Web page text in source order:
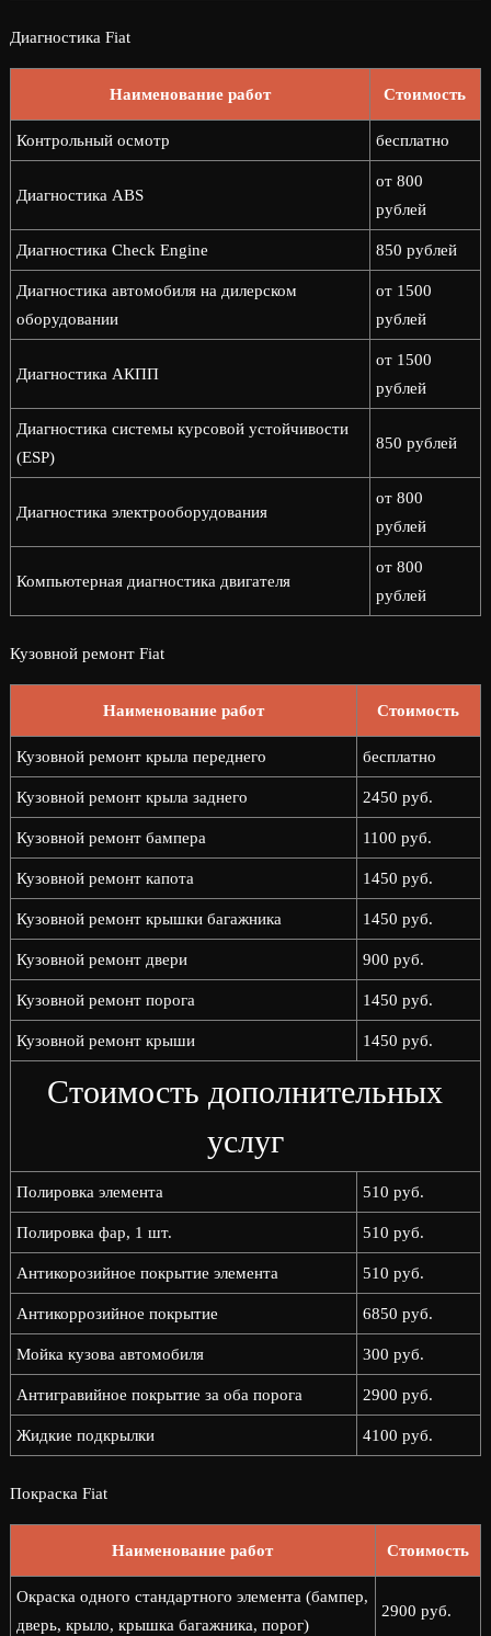
Диагностика Fiat
Наименование работ Стоимость
Контрольный осмотр бесплатно
Диагностика ABS
от 800
рублей
Диагностика Check Engine 850 рублей
Диагностика автомобиля на дилерском
оборудовании
от 1500
рублей
Диагностика АКПП
от 1500
рублей
Диагностика системы курсовой устойчивости
(ESP)
850 рублей
Диагностика электрооборудования
от 800
рублей
Компьютерная диагностика двигателя
от 800
рублей
Кузовной ремонт Fiat
Наименование работ Стоимость
Кузовной ремонт крыла переднего бесплатно
Кузовной ремонт крыла заднего 2450 руб.
Кузовной ремонт бампера 1100 руб.
Кузовной ремонт капота 1450 руб.
Кузовной ремонт крышки багажника 1450 руб.
Кузовной ремонт двери 900 руб.
Кузовной ремонт порога 1450 руб.
Кузовной ремонт крыши 1450 руб.
Стоимость дополнительных
услуг
Полировка элемента 510 руб.
Полировка фар, 1 шт. 510 руб.
Антикорозийное покрытие элемента 510 руб.
Антикоррозийное покрытие 6850 руб.
Мойка кузова автомобиля 300 руб.
Антигравийное покрытие за оба порога 2900 руб.
Жидкие подкрылки 4100 руб.
Покраска Fiat
Наименование работ Стоимость
Окраска одного стандартного элемента (бампер,
дверь, крыло, крышка багажника, порог)
2900 руб.